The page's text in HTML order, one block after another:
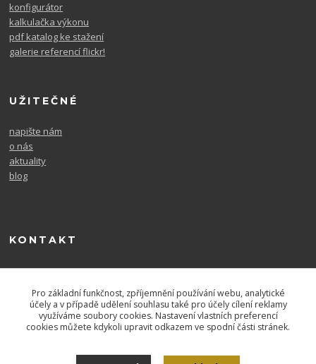
konfigurátor
kalkulačka výkonu
pdf katalog ke stažení
galerie referencí flickr!
UŽITEČNÉ
napište nám
o nás
aktuality
blog
KONTAKT
604 567 726
Pro základní funkčnost, zpříjemnění používání webu, analytické
účely a v případě udělení souhlasu také pro účely cílení reklamy
využíváme soubory cookies. Nastavení vlastních preferencí
cookies můžete kdykoli upravit odkazem ve spodní části stránek.